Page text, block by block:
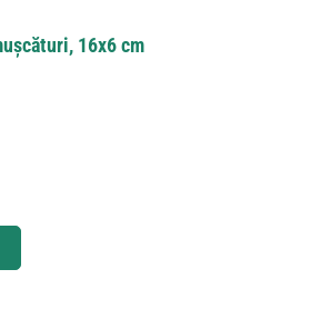
16x6 cm
sau micșora cantitatea.